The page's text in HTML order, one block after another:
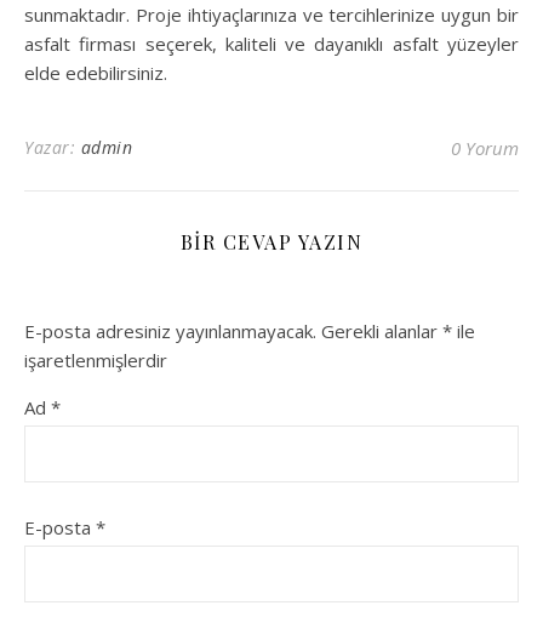
sunmaktadır. Proje ihtiyaçlarınıza ve tercihlerinize uygun bir
asfalt firması seçerek, kaliteli ve dayanıklı asfalt yüzeyler
elde edebilirsiniz.
Yazar: admin 0 Yorum
BIR CEVAP YAZIN
E-posta adresiniz yayınlanmayacak. Gerekli alanlar * ile
işaretlenmişlerdir
Ad *
E-posta *